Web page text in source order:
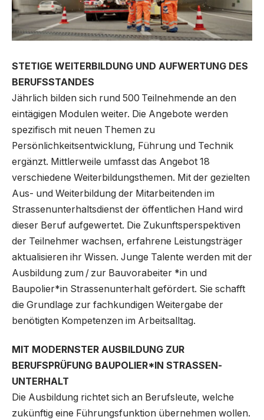
STETIGE WEITERBILDUNG UND AUFWERTUNG DES
BERUFSSTANDES
Jährlich bilden sich rund 500 Teilnehmende an den
eintägigen Modulen weiter. Die Angebote werden
spezifisch mit neuen Themen zu
Persönlichkeitsentwicklung, Führung und Technik
ergänzt. Mittlerweile umfasst das Angebot 18
verschiedene Weiterbildungsthemen. Mit der gezielten
Aus- und Weiterbildung der Mitarbeitenden im
Strassenunterhaltsdienst der öffentlichen Hand wird
dieser Beruf aufgewertet. Die Zukunftsperspektiven
der Teilnehmer wachsen, erfahrene Leistungsträger
aktualisieren ihr Wissen. Junge Talente werden mit der
Ausbildung zum / zur Bauvorabeiter *in und
Baupolier*in Strassenunterhalt gefördert. Sie schafft
die Grundlage zur fachkundigen Weitergabe der
benötigten Kompetenzen im Arbeitsalltag.
MIT MODERNSTER AUSBILDUNG ZUR
BERUFSPRÜFUNG BAU­POLIER*IN STRASSEN­
UNTERHALT
Die Ausbildung richtet sich an Berufsleute, welche
zukünftig eine Führungsfunktion übernehmen wollen.